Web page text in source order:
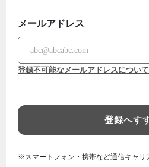
メールアドレス
登録不可能なメールアドレスについて
登録へす
※スマートフォン・携帯など通信キャリ